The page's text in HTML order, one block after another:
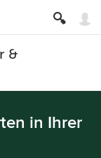
&
in Ihrer